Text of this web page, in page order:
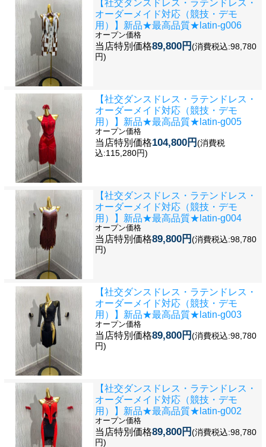
【社交ダンスドレス・ラテンドレス・
オーダーメイド対応（競技・デモ
用）】新品★最高品質★latin-g006
オープン価格
当店特別価格89,800円(消費税込:98,780
円)
【社交ダンスドレス・ラテンドレス・
オーダーメイド対応（競技・デモ
用）】新品★最高品質★latin-g005
オープン価格
当店特別価格104,800円(消費税
込:115,280円)
【社交ダンスドレス・ラテンドレス・
オーダーメイド対応（競技・デモ
用）】新品★最高品質★latin-g004
オープン価格
当店特別価格89,800円(消費税込:98,780
円)
【社交ダンスドレス・ラテンドレス・
オーダーメイド対応（競技・デモ
用）】新品★最高品質★latin-g003
オープン価格
当店特別価格89,800円(消費税込:98,780
円)
【社交ダンスドレス・ラテンドレス・
オーダーメイド対応（競技・デモ
用）】新品★最高品質★latin-g002
オープン価格
当店特別価格89,800円(消費税込:98,780
円)